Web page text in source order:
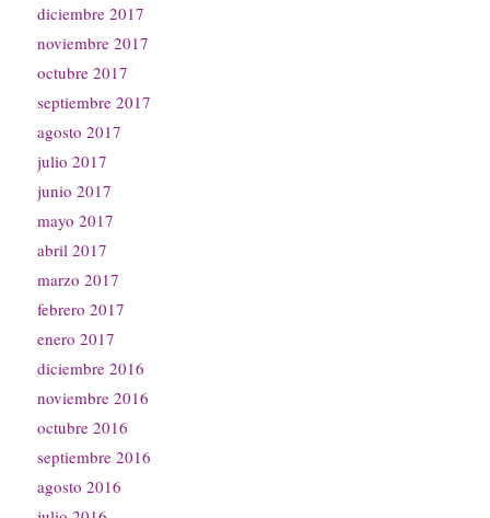
diciembre 2017
noviembre 2017
octubre 2017
septiembre 2017
agosto 2017
julio 2017
junio 2017
mayo 2017
abril 2017
marzo 2017
febrero 2017
enero 2017
diciembre 2016
noviembre 2016
octubre 2016
septiembre 2016
agosto 2016